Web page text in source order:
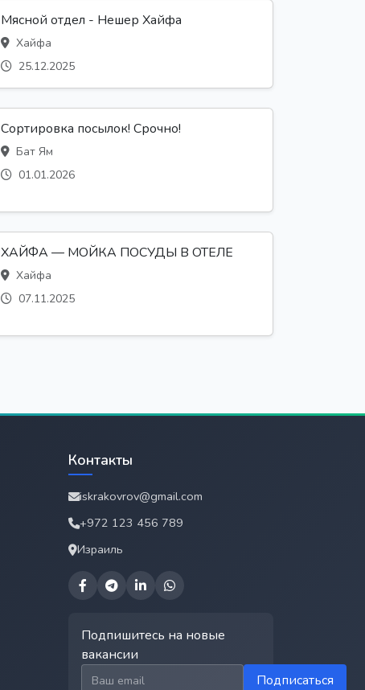
Мясной отдел - Нешер Хайфа
Хайфа
25.12.2025
Сортировка посылок! Срочно!
Бат Ям
01.01.2026
ХАЙФА — МОЙКА ПОСУДЫ В ОТЕЛЕ
Хайфа
07.11.2025
Контакты
iskrakovrov@gmail.com
+972 123 456 789
Израиль
Подпишитесь на новые
вакансии
Email для подписки
Подписаться